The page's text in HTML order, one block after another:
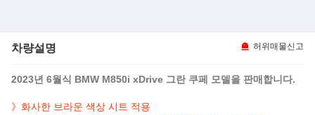
차량설명 허위매물신고
2023년 6월식 BMW M850i xDrive 그란 쿠페 모델을 판매합니다.
》화사한 브라운 색상 시트 적용